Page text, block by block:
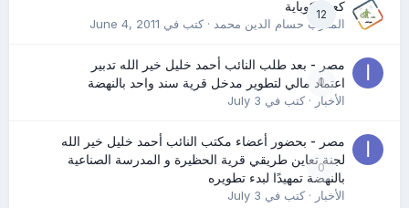
12
كعب كوباية
المدرب حسام الدين محمد· كتب في June 4, 2011
0
مصر - بعد طلب النائب أحمد خليل خير الله تدبير
اعتماد مالي لتطوير مدخل قرية سند واحد بالنهضة
الأخبار· كتب في July 3
0
مصر - بحضور أعضاء مكتب النائب أحمد خليل خير الله
لجنة تعاين طريقي قرية الحظيرة و المدرسة الصناعية
بالنهضة تمهيدًا لبدء تطويره
الأخبار· كتب في July 3